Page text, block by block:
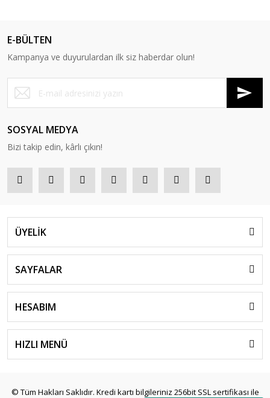
E-BÜLTEN
Kampanya ve duyurulardan ilk siz haberdar olun!
SOSYAL MEDYA
Bizi takip edin, kârlı çıkın!
ÜYELİK
SAYFALAR
HESABIM
HIZLI MENÜ
© Tüm Hakları Saklıdır. Kredi kartı bilgileriniz 256bit SSL sertifikası ile